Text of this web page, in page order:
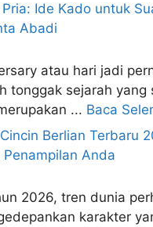
Ide Kado untuk
Abadi
atau hari jadi
tonggak sejarah yang
... Baca
Berlian Terbaru
Anda
2026, tren dunia
karakter